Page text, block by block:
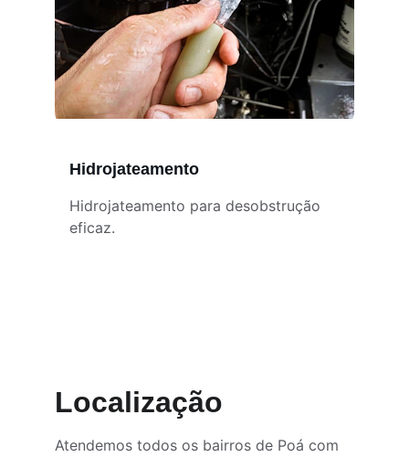
Hidrojateamento para desobstrução
eficaz.
Hidrojateamento
Localização
Atendemos todos os bairros de Poá com